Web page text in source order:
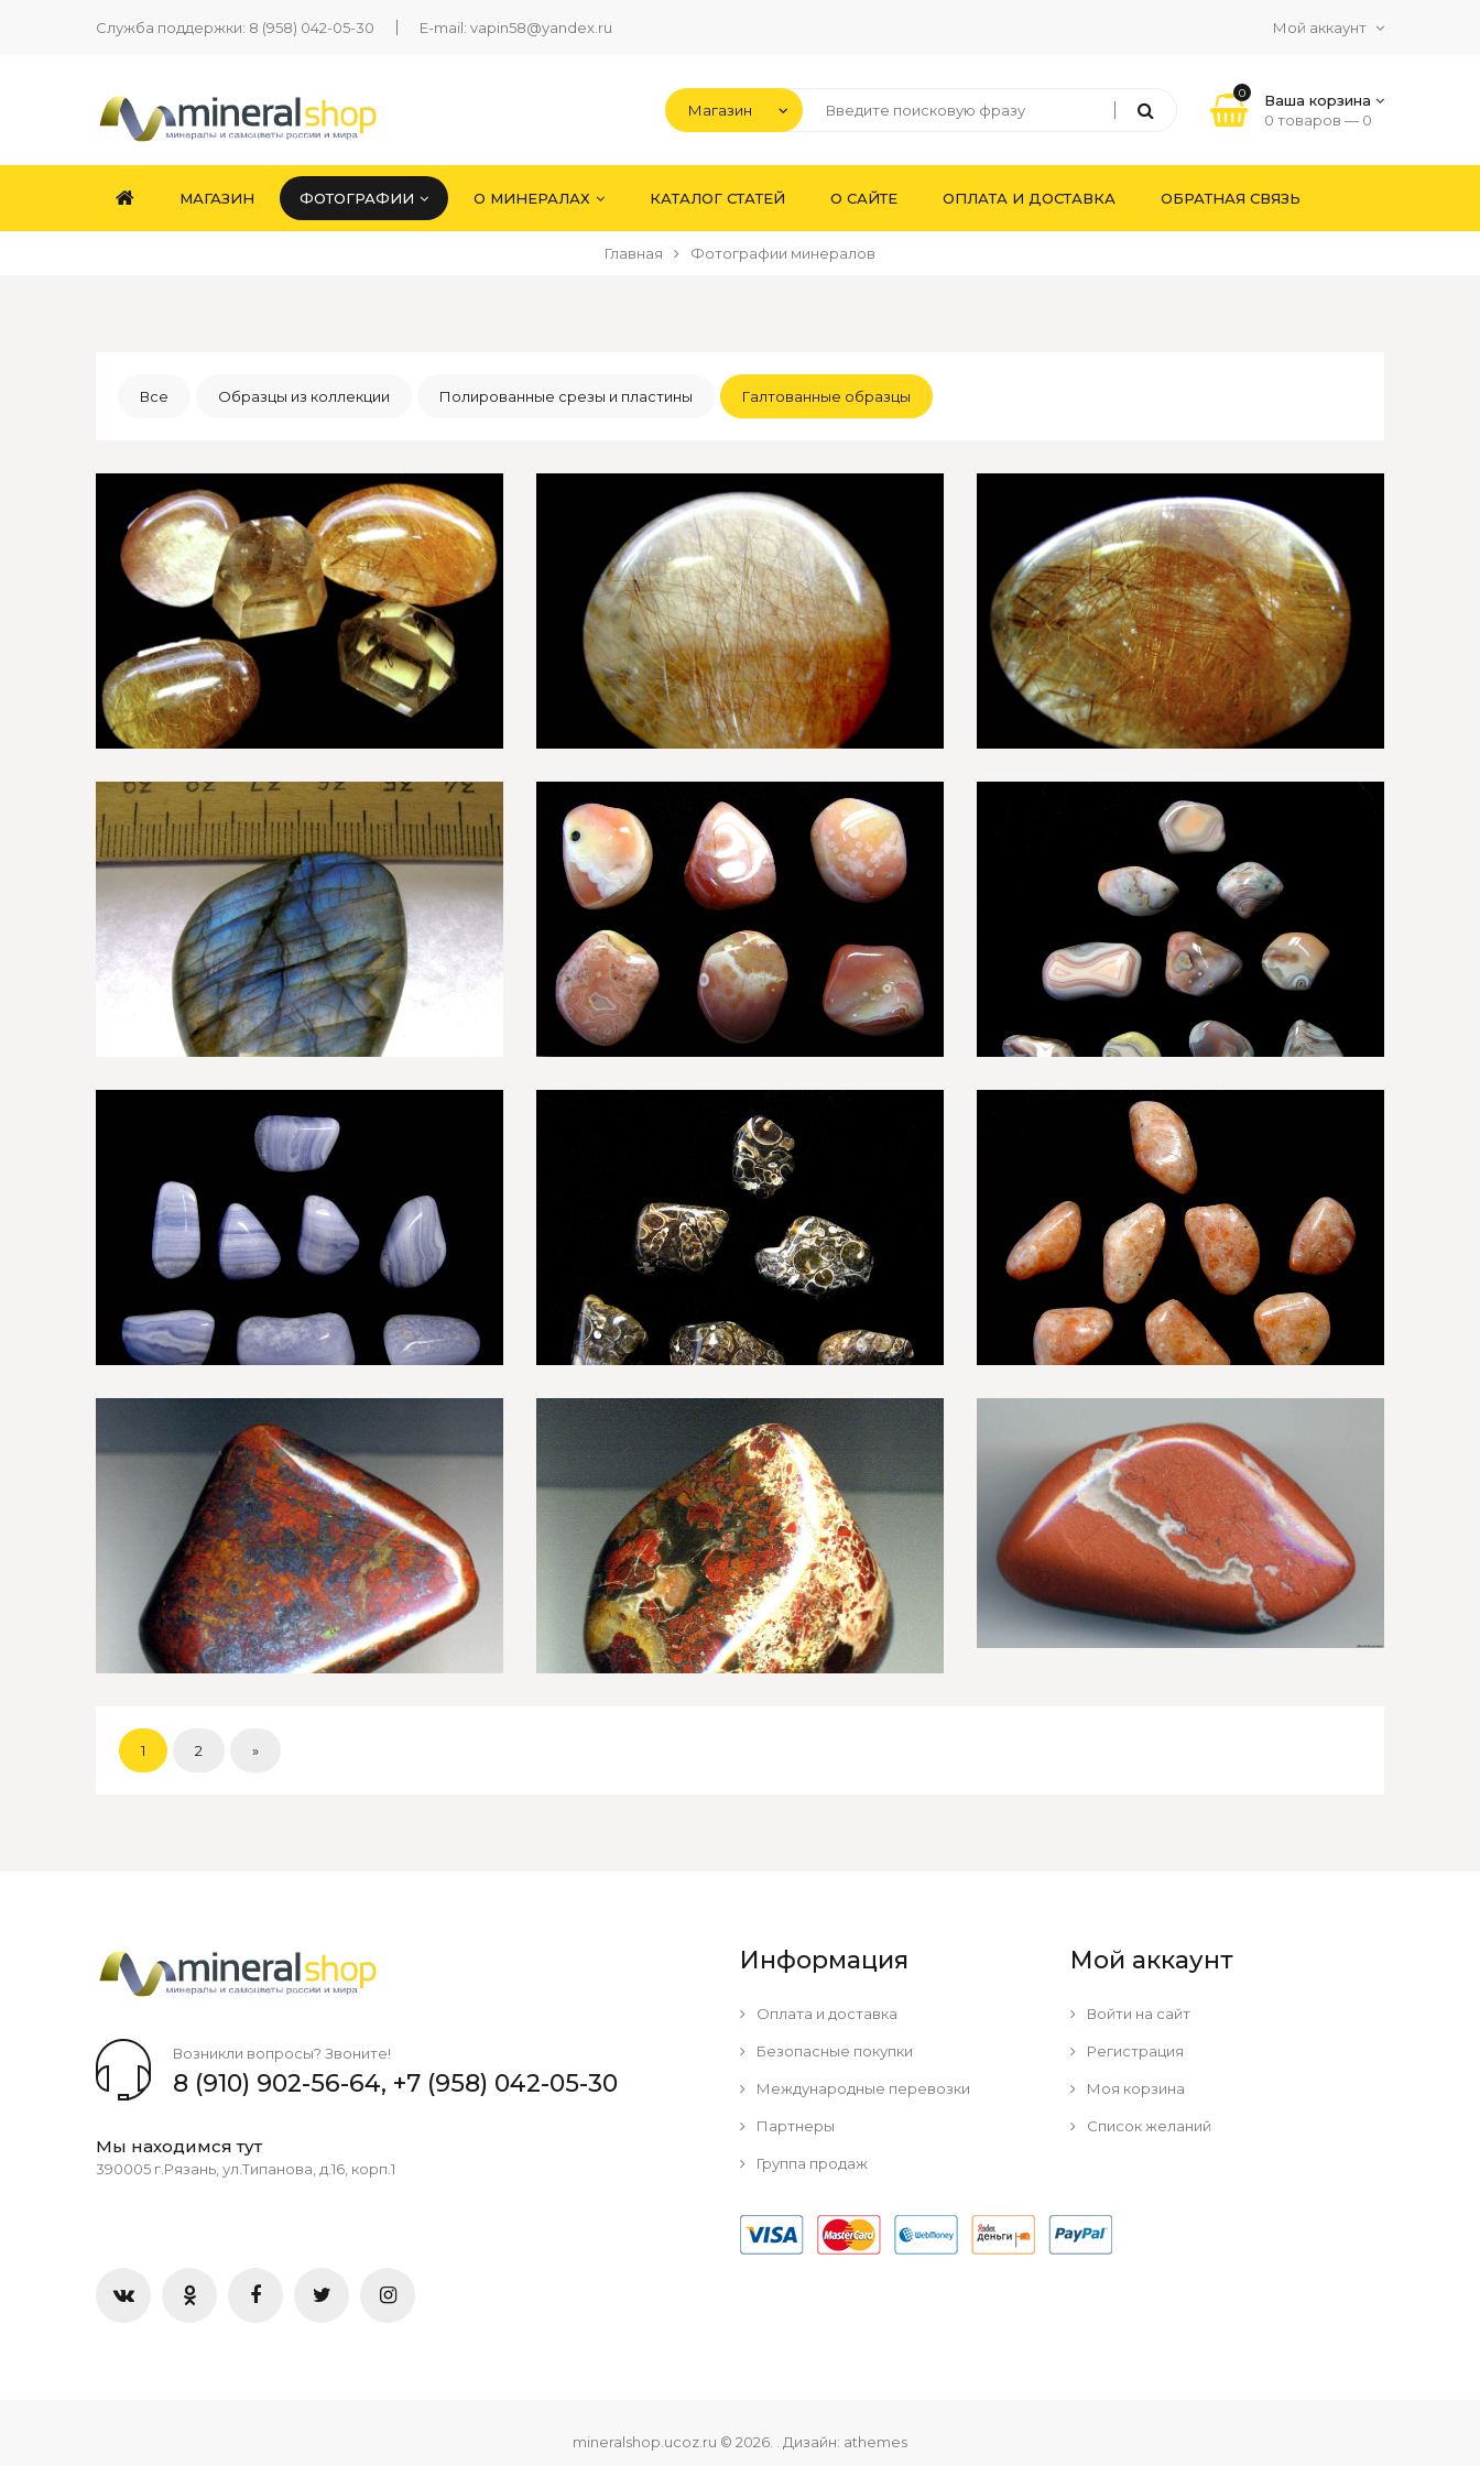
Служба поддержки: 8 (958) 042-05-30 E-mail: vapin58@yandex.ru Мой аккаунт
0
Ваша корзина
0 товаров — 0
МАГАЗИН ФОТОГРАФИИ О МИНЕРАЛАХ КАТАЛОГ СТАТЕЙ О САЙТЕ ОПЛАТА И ДОСТАВКА ОБРАТНАЯ СВЯЗЬ
Главная Фотографии минералов
Все Образцы из коллекции Полированные срезы и пластины Галтованные образцы
1 2 »
Возникли вопросы? Звоните!
8 (910) 902-56-64, +7 (958) 042-05-30
Мы находимся тут
390005 г.Рязань, ул.Типанова, д.16, корп.1
Информация
Оплата и доставка
Безопасные покупки
Международные перевозки
Партнеры
Группа продаж
Мой аккаунт
Войти на сайт
Регистрация
Моя корзина
Список желаний
mineralshop.ucoz.ru © 2026 . Дизайн: athemes